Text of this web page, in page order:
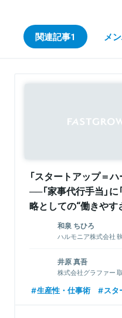
関連記事1 メ
「スタートアップ＝
──「家事代行手当」
略としての“働きやす
和泉 ちひろ
ハルモニア株式会社
究所コンサルティング事業
るコンサルティング業務を
づき広告効果を測定、可視
事業「Insight Signal」の立
井原 真吾
株式会社グラファー
慶應義塾大学法学部政治学
生産性・仕事術 スタ